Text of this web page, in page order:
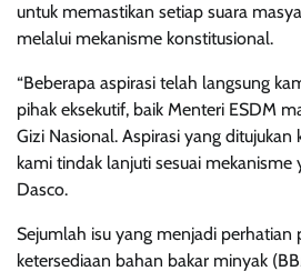
untuk memastikan setiap suara
melalui mekanisme konstitusional.
“Beberapa aspirasi telah langsung
pihak eksekutif, baik Menteri ESDM
Gizi Nasional. Aspirasi yang ditujukan
kami tindak lanjuti sesuai mekanisme
Dasco.
Sejumlah isu yang menjadi perhatian
ketersediaan bahan bakar minyak